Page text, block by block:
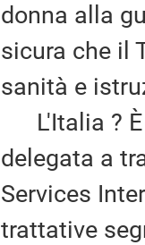
donna alla
sicura che il
sanità e
L'Italia ? È
delegata a
Services
trattative